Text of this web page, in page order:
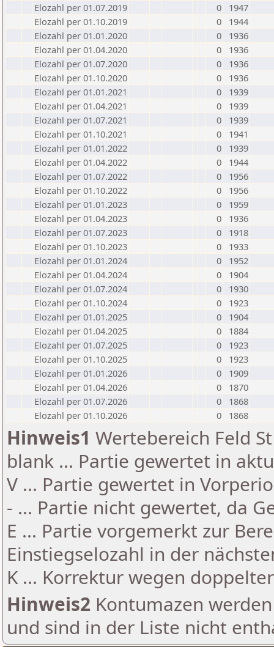
Elozahl per 01.07.2019
0
1947
Elozahl per 01.10.2019
0
1944
Elozahl per 01.01.2020
0
1936
Elozahl per 01.04.2020
0
1936
Elozahl per 01.07.2020
0
1936
Elozahl per 01.10.2020
0
1936
Elozahl per 01.01.2021
0
1939
Elozahl per 01.04.2021
0
1939
Elozahl per 01.07.2021
0
1939
Elozahl per 01.10.2021
0
1941
Elozahl per 01.01.2022
0
1939
Elozahl per 01.04.2022
0
1944
Elozahl per 01.07.2022
0
1956
Elozahl per 01.10.2022
0
1956
Elozahl per 01.01.2023
0
1959
Elozahl per 01.04.2023
0
1936
Elozahl per 01.07.2023
0
1918
Elozahl per 01.10.2023
0
1933
Elozahl per 01.01.2024
0
1952
Elozahl per 01.04.2024
0
1904
Elozahl per 01.07.2024
0
1930
Elozahl per 01.10.2024
0
1923
Elozahl per 01.01.2025
0
1904
Elozahl per 01.04.2025
0
1884
Elozahl per 01.07.2025
0
1923
Elozahl per 01.10.2025
0
1923
Elozahl per 01.01.2026
0
1909
Elozahl per 01.04.2026
0
1870
Elozahl per 01.07.2026
0
1868
Elozahl per 01.10.2026
0 1868
Hinweis1 Wertebereich Feld
blank ... Partie gewertet in
V ... Partie gewertet in
- ... Partie nicht gewertet, da
E ... Partie vorgemerkt zur
Einstiegselozahl in der
K ... Korrektur wegen
Hinweis2 Kontumazen
und sind in der Liste nicht